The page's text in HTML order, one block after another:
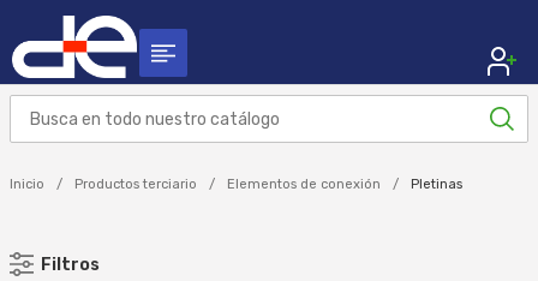
Inicio Productos terciario Elementos de conexión Pletinas
Filtros